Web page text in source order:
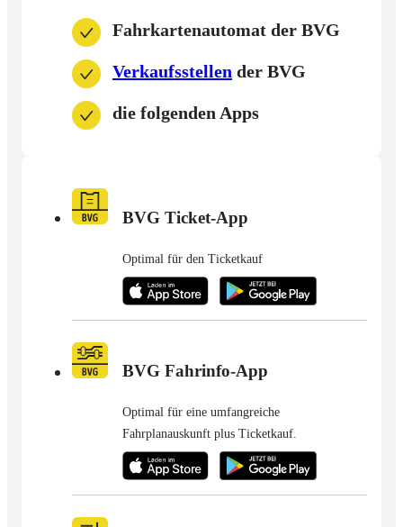
Fahrkartenautomat der BVG
Verkaufsstellen der BVG
die folgenden Apps
BVG Ticket-App
Optimal für den Ticketkauf
BVG Fahrinfo-App
Optimal für eine umfangreiche
Fahrplanauskunft plus Ticketkauf.